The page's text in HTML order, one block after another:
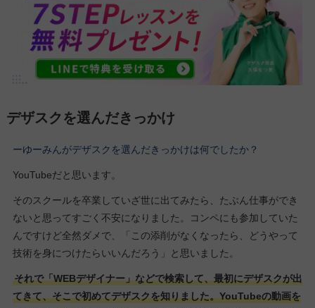
デザスクを選んだきっかけ
ーゆーみんがデザスクを選んだきっかけは何でしたか？
YouTubeだと思います。
そのスクールを卒業していざ世に出てみたら、たぶん仕事ができ
ないと思ってすごく不安になりました。コンペにも参加していた
んですけど全然ダメで、「この添削がなくなったら、どうやって
技術を身につけたらいいんだろう」と思いました。
それで「WEBデザイナー」などで検索して、最初にデザスクが出
てきて、そこで初めてデザスクを知りました。YouTubeの動画を